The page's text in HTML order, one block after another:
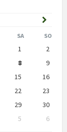
Month
SA SO
1
2
8
9
15
16
22
23
29
30
5
6